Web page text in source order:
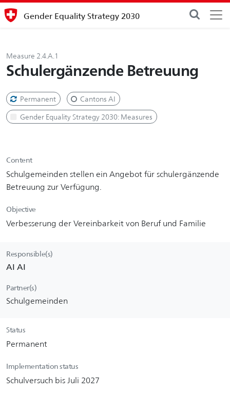
Gender Equality Strategy 2030
Measure 2.4.A.1
Schulergänzende Betreuung
Permanent Cantons AI
Gender Equality Strategy 2030: Measures
Content
Schulgemeinden stellen ein Angebot für schulergänzende
Betreuung zur Verfügung.
Objective
Verbesserung der Vereinbarkeit von Beruf und Familie
Responsible(s)
AI AI
Partner(s)
Schulgemeinden
Status
Permanent
Implementation status
Schulversuch bis Juli 2027